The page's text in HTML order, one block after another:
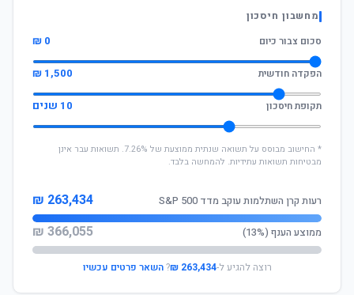
מחשבון חיסכון
סכום צבור כיום
0 ₪
הפקדה חודשית 1,500 ₪
תקופת חיסכון 10 שנים
* החישוב מבוסס על תשואה שנתית ממוצעת של 7.26%. תשואות עבר אינן
מבטיחות תשואות עתידיות. להמחשה בלבד.
רעות קרן השתלמות עוקב מדד S&P 500 263,434 ₪
ממוצע הענף (13%) 366,055 ₪
רוצה להגיע ל-263,434 ₪
?השאר פרטים עכשיו